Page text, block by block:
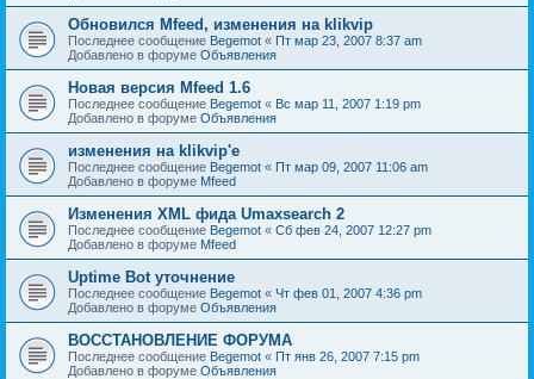
Обновился Mfeed, изменения на klikvip
Последнее сообщение Begemot « Пт мар 23, 2007 8:37 am
Добавлено в форуме Объявления
Новая версия Mfeed 1.6
Последнее сообщение Begemot « Вс мар 11, 2007 1:19 pm
Добавлено в форуме Объявления
изменения на klikvip'е
Последнее сообщение Begemot « Пт мар 09, 2007 11:06 am
Добавлено в форуме Mfeed
Изменения XML фида Umaxsearch 2
Последнее сообщение Begemot « Сб фев 24, 2007 12:27 pm
Добавлено в форуме Mfeed
Uptime Bot уточнение
Последнее сообщение Begemot « Чт фев 01, 2007 4:36 pm
Добавлено в форуме Объявления
ВОССТАНОВЛЕНИЕ ФОРУМА
Последнее сообщение Begemot « Пт янв 26, 2007 7:15 pm
Добавлено в форуме Объявления